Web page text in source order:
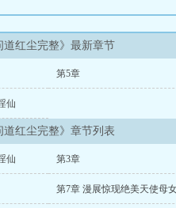
道红尘完整》最新章节
第5章
仙
道红尘完整》章节列表
仙 第3章